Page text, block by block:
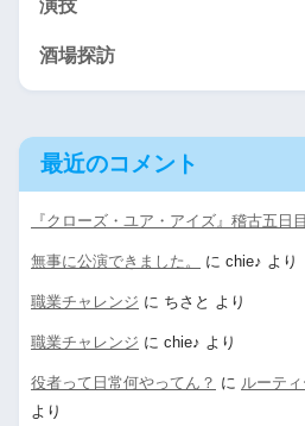
演技
酒場探訪
最近のコメント
『クローズ・ユア・アイズ』稽古五日目
無事に公演できました。 に chie♪ より
職業チャレンジ に ちさと より
職業チャレンジ に chie♪ より
役者って日常何やってん？ に ルーテ
より